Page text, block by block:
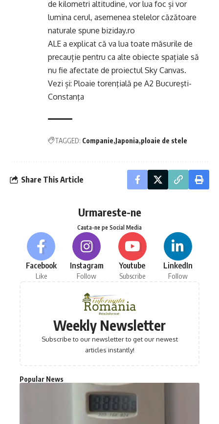
de kilometri altitudine, vor lua foc și vor
lumina cerul, asemenea stelelor căzătoare
naturale spune biziday.ro
ALE a explicat că va lua toate măsurile de
precauție pentru ca alte obiecte spațiale să
nu fie afectate de proiectul Sky Canvas.
Vezi și: Ploaie torenţială pe A2 Bucureşti-
Constanţa
TAGGED: Companie Japonia ploaie de stele
Share This Article
Urmareste-ne
Cauta-ne pe Social Media
Facebook
Like
Instagram
Follow
Youtube
Subscribe
LinkedIn
Follow
Weekly Newsletter
Subscribe to our newsletter to get our newest
articles instantly!
Popular News